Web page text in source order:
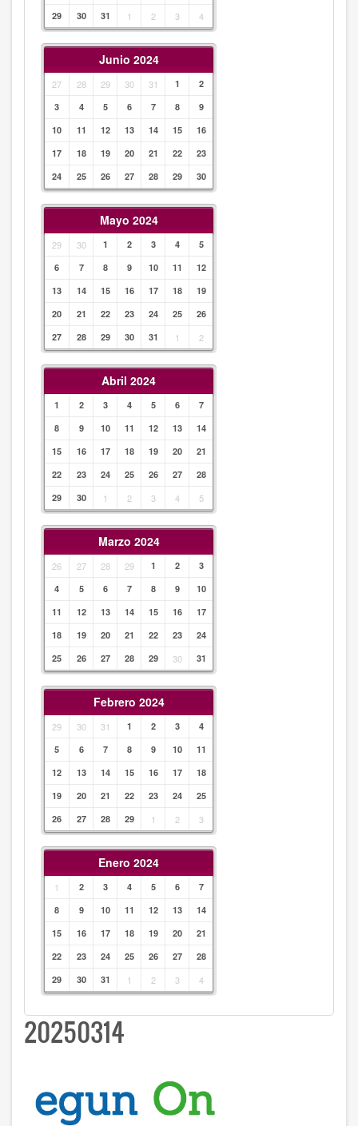
29
30 31 1 2 3 4
Junio 2024
27 28 29 30 31 1
2
3
4 5 6 7 8
9
10
11 12 13 14 15
16
17
18 19 20 21 22
23
24
25 26 27 28 29 30
Mayo 2024
29 30 1 2 3 4
5
6
7 8 9 10 11
12
13
14 15 16 17 18
19
20
21 22 23 24 25
26
27
28 29 30 31 1 2
Abril 2024
1 2 3 4 5 6
7
8
9 10 11 12 13
14
15
16 17 18 19 20
21
22
23 24 25 26 27
28
29
30 1 2 3 4 5
Marzo 2024
26 27 28 29 1 2
3
4
5 6 7 8 9
10
11
12 13 14 15 16
17
18
19 20 21 22 23
24
25
26 27 28 29 30 31
Febrero 2024
29 30 31 1 2 3
4
5
6 7 8 9 10
11
12
13 14 15 16 17
18
19
20 21 22 23 24
25
26
27 28 29 1 2 3
Enero 2024
1 2 3 4 5 6
7
8
9 10 11 12 13
14
15
16 17 18 19 20
21
22
23 24 25 26 27
28
29
30 31 1 2 3 4
20250314